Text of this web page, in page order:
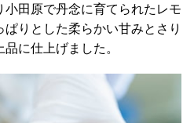
田原で丹念に育てられたレモ
りとした柔らかい甘みとさり
に仕上げました。